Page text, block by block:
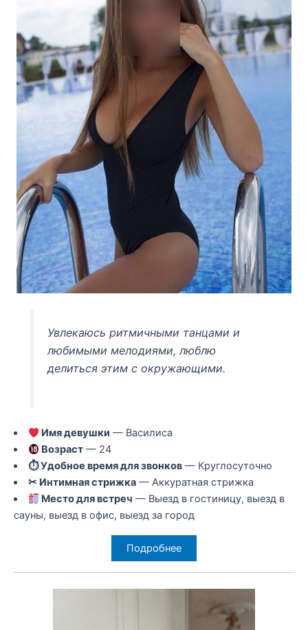
Увлекаюсь ритмичными танцами и
любимыми мелодиями, люблю
делиться этим с окружающими.
Имя девушки — Василиса
Возраст — 24
⏱ Удобное время для звонков— Круглосуточно
✂ Интимная стрижка— Аккуратная стрижка
Место для встреч — Выезд в гостиницу, выезд в
сауны, выезд в офис, выезд за город
Подробнее